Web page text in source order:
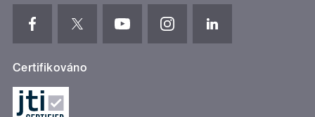
Certifikováno